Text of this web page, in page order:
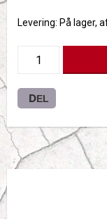
Levering: På lager,
DEL